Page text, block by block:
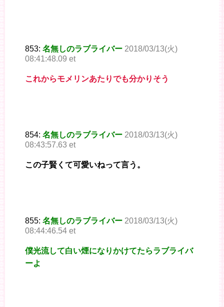
853: 名無しのラブライバー 2018/03/13(火)
08:41:48.09 et
これからモメリンあたりでも分かりそう
854: 名無しのラブライバー 2018/03/13(火)
08:43:57.63 et
この子賢くて可愛いねって言う。
855: 名無しのラブライバー 2018/03/13(火)
08:44:46.54 et
僕光流して白い煙になりかけてたらラブライバ
ーよ